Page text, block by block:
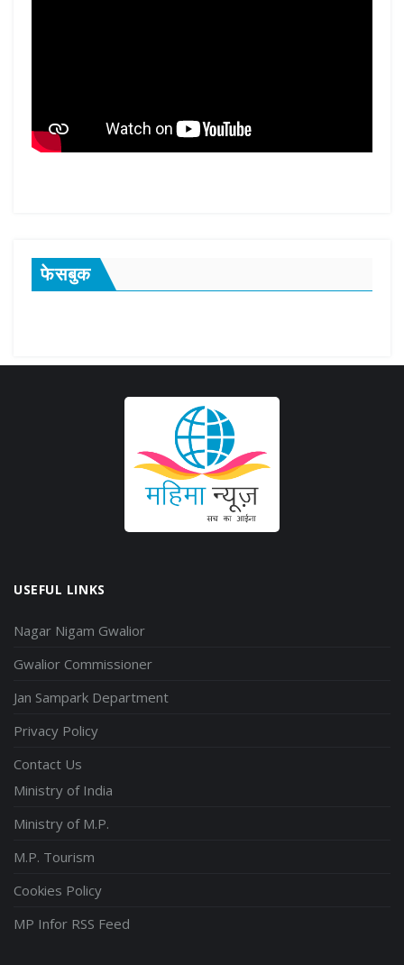
फेसबुक
USEFUL LINKS
Nagar Nigam Gwalior
Gwalior Commissioner
Jan Sampark Department
Privacy Policy
Contact Us
Ministry of India
Ministry of M.P.
M.P. Tourism
Cookies Policy
MP Infor RSS Feed